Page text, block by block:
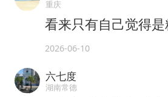
重庆
看来只有自己觉得是
2026-06-10
六七度
湖南常德